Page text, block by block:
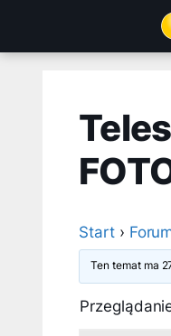
treści
Start ›
Ten temat ma